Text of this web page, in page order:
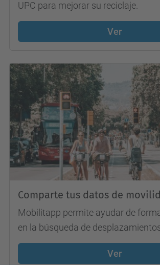
UPC para mejorar su reciclaje.
Ver
Comparte tus datos de
Mobilitapp permite ayudar de
en la búsqueda de
Ver